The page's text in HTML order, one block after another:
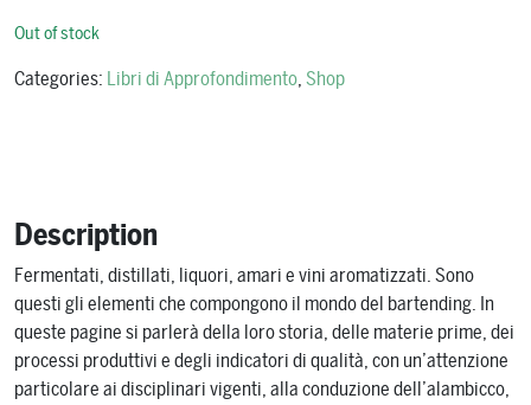
Out of stock
Categories: Libri di Approfondimento, Shop
Description
Fermentati, distillati, liquori, amari e vini aromatizzati. Sono
questi gli elementi che compongono il mondo del bartending. In
queste pagine si parlerà della loro storia, delle materie prime, dei
processi produttivi e degli indicatori di qualità, con un’attenzione
particolare ai disciplinari vigenti, alla conduzione dell’alambicco,